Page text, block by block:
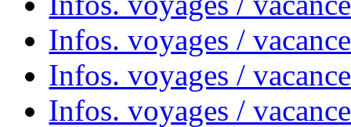
Infos. voyages /
Infos. voyages /
Infos. voyages /